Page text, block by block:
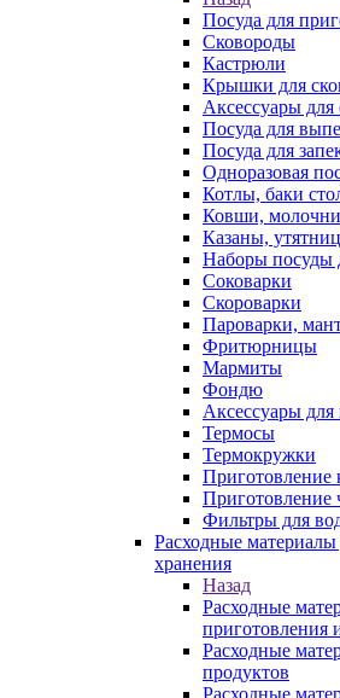
Посуда для
Сковороды
Кастрюли
Крышки для
Аксессуары для
Посуда для
Посуда для
Одноразовая
Котлы, баки
Ковши,
Казаны,
Наборы посуды
Соковарки
Скороварки
Пароварки,
Фритюрницы
Мармиты
Фондю
Аксессуары для
Термосы
Термокружки
Приготовление
Приготовление
Фильтры для
Расходные
хранения
Назад
Расходные
приготовления
Расходные
продуктов
Расходные